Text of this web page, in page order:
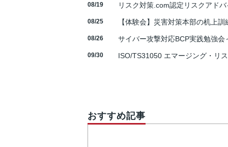
08/19 リスク対策.com認定リスクアド
08/25 【体験会】災害対策本部の机上
08/26 サイバー攻撃対応BCP実践勉強
09/30 ISO/TS31050 エマージング・リ
おすすめ記事